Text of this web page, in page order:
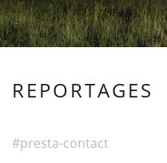
REPORTAGES
#presta-contact